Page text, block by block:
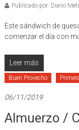
Publicado por: Diario
Este sándwich de
comenzar el día con
Leer más
Buen Provecho
06/11/2019
Almuerzo /